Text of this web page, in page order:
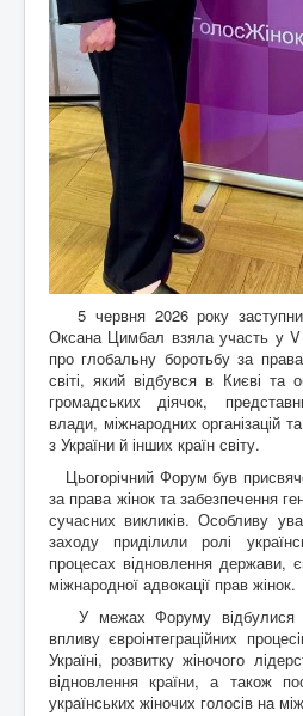
5 червня 2026 року
Оксана Цимбал взяла участь у V
про глобальну боротьбу за
світі, який відбувся в Києві та
громадських діячок,
влади, міжнародних організацій
з України й інших країн світу.
Цьогорічний Форум був
за права жінок та забезпечення
сучасних викликів. Особливу
заходу приділили ролі
процесах відновлення держави,
міжнародної адвокації прав жінок.
У межах Форуму відбулися
впливу євроінтеграційних
Україні, розвитку жіночого
відновлення країни, а також
українських жіночих голосів на